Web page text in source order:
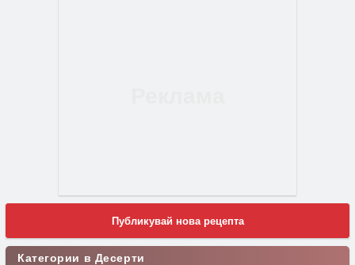
Публикувай нова рецепта
Категории в Десерти